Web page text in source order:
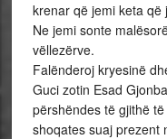
krenar që jemi keta që
Ne jemi sonte
vëllezërve.
Falënderoj kryesinë
Guci zotin Esad
përshëndes të gjithë
shoqates suaj prezent